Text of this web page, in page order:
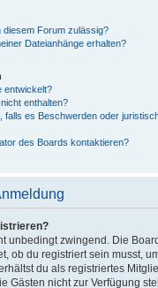
diesem Forum zulässig?
Dateianhänge erhalten?
entwickelt?
enthalten?
falls es Beschwerden oder
des Boards kontaktieren?
unbedingt zwingend. Die
ob du registriert sein musst,
du als registriertes
Gästen nicht zur Verfügung